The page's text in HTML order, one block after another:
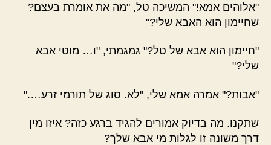
"אלוהים אמא!" המשיכה טל, "מה את אומרת בעצם?
שחיימון הוא האבא שלי?"
"חיימון הוא אבא של טל?" גמגמתי, "ו… מוטי אבא
שלי?"
"אבות?" אמרה אמא שלי, "לא. סוג של תורמי זרע…."
שתקנו. מה בדיוק אמורים להגיד ברגע כזה? איזו מין
דרך משונה זו לגלות מי אבא שלך?